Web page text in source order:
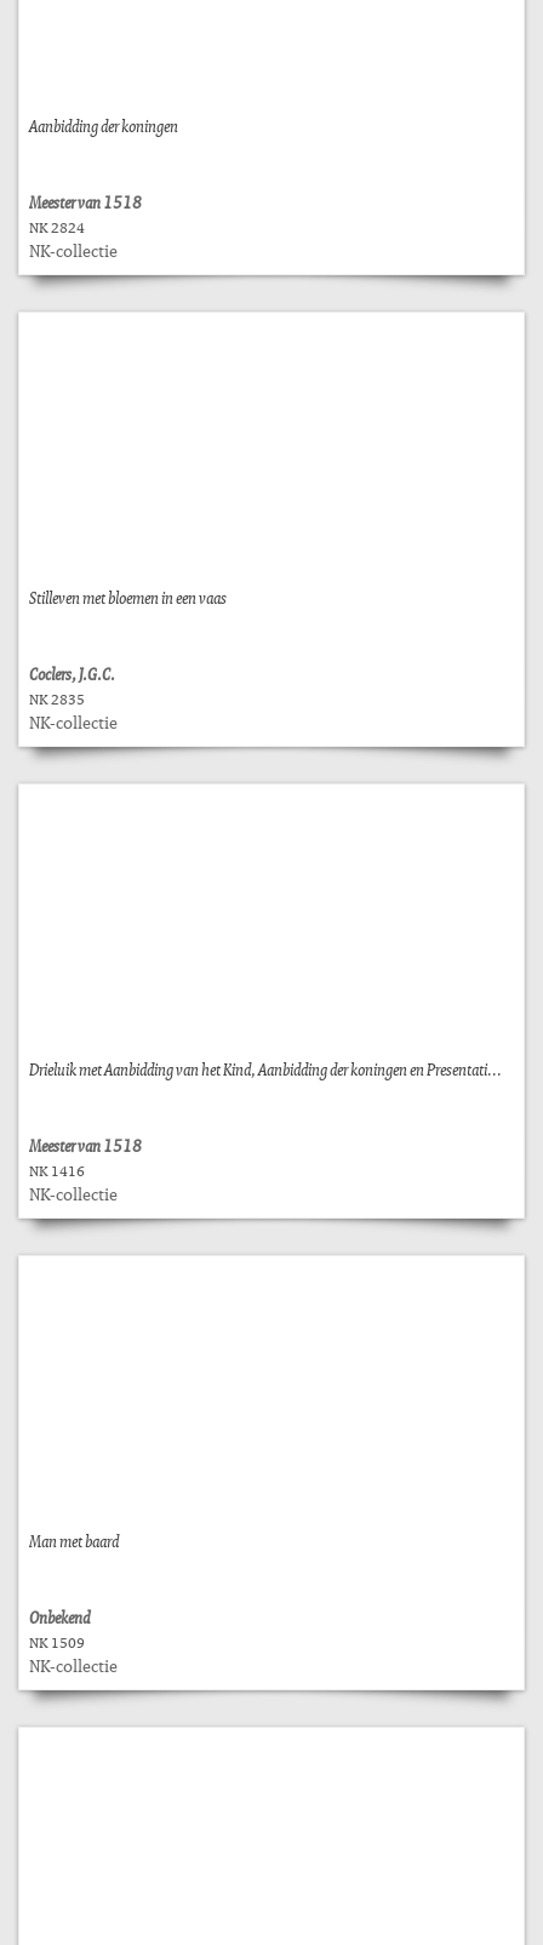
Aanbidding der koningen
Meester van 1518
NK 2824
NK-collectie
Stilleven met bloemen in een vaas
Coclers, J.G.C.
NK 2835
NK-collectie
Drieluik met Aanbidding van het Kind, Aanbidding der koningen en Presentati...
Meester van 1518
NK 1416
NK-collectie
Man met baard
Onbekend
NK 1509
NK-collectie